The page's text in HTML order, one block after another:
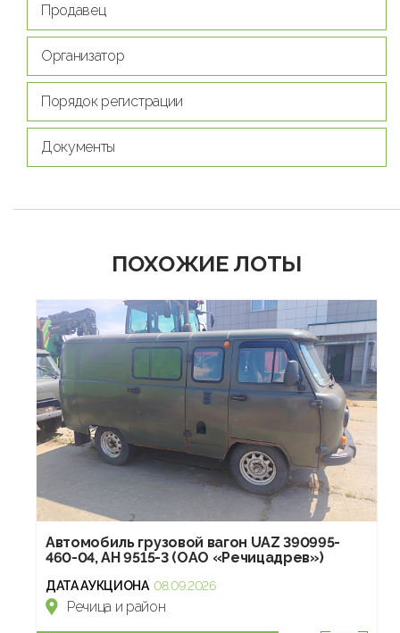
Продавец
Организатор
Порядок регистрации
Документы
ПОХОЖИЕ ЛОТЫ
Автомобиль грузовой вагон UAZ 390995-
460-04, АН 9515-3 (ОАО «Речицадрев»)
ДАТА АУКЦИОНА 08.09.2026
Речица и район